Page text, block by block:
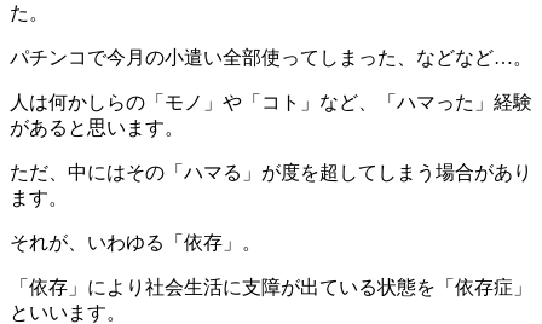
た。
パチンコで今月の小遣い全部使ってしまった、などなど…。
人は何かしらの「モノ」や「コト」など、「ハマった」経験
があると思います。
ただ、中にはその「ハマる」が度を超してしまう場合があり
ます。
それが、いわゆる「依存」。
「依存」により社会生活に支障が出ている状態を「依存症」
といいます。